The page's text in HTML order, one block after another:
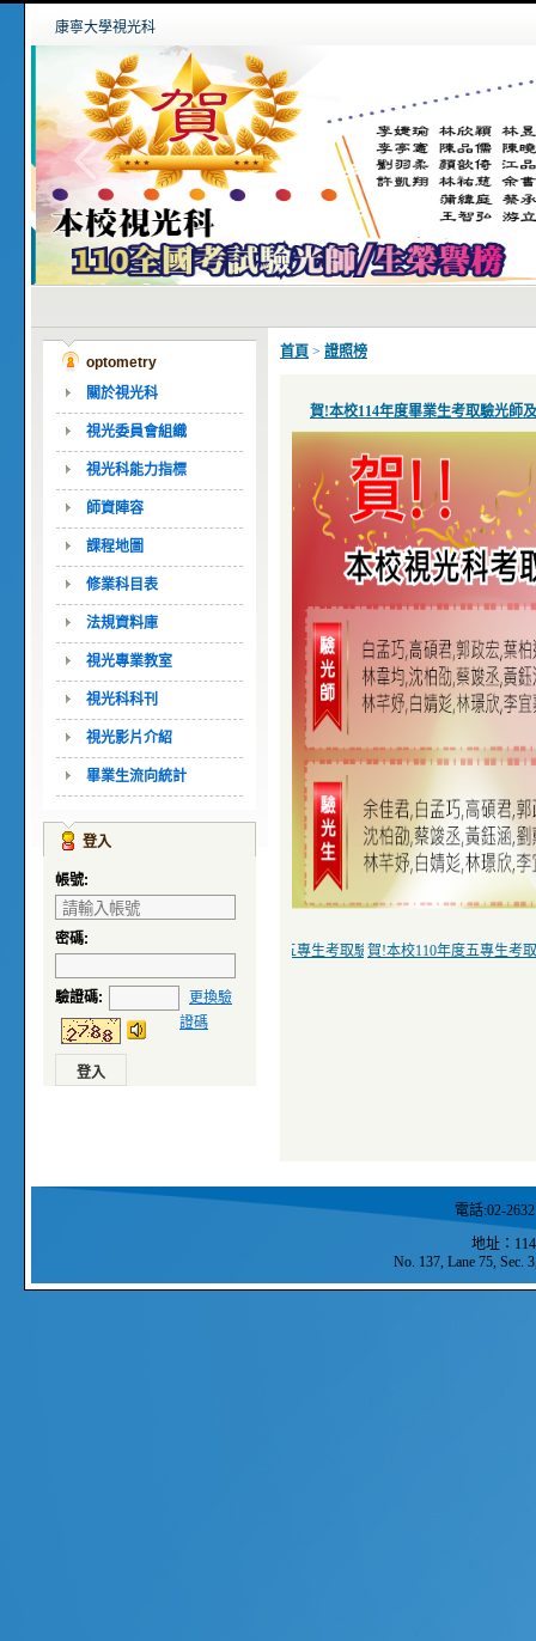
康寧大學視光科
optometry
關於視光科
視光委員會組織
視光科能力指標
師資陣容
課程地圖
修業科目表
法規資料庫
視光專業教室
視光科科刊
視光影片介紹
畢業生流向統計
登入
帳號:
密碼:
驗證碼:
更換驗
證碼
首頁 > 證照榜
賀!本校114年度畢業生考取驗光師
師及驗光生證照名單
!本校112年度五專生考取驗光師及驗光生證照名單賀!本校111年度五專生考取驗光師及驗光生證照名單
賀!本校110年度五專生考取
電話:02-
地址：
No. 137, Lane 75, Sec.